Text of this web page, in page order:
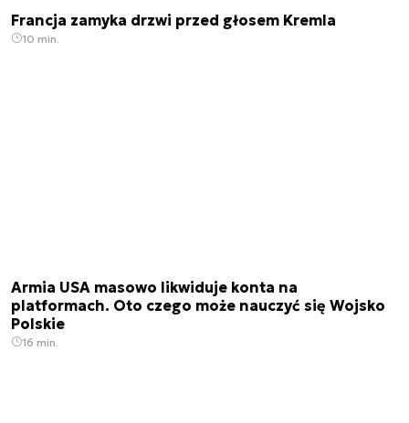
Francja zamyka drzwi przed głosem Kremla
10 min.
Armia USA masowo likwiduje konta na
platformach. Oto czego może nauczyć się Wojsko
Polskie
16 min.